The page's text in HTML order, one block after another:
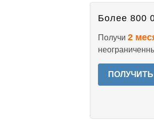
Более 800
Получи 2